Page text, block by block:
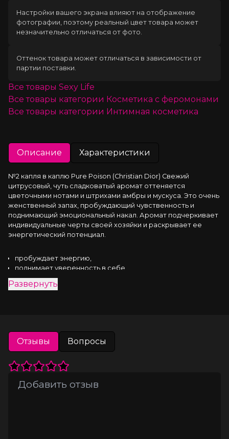
Настройки вашего экрана влияют на отображение
фотографии, поэтому реальный цвет товара может
незначительно отличаться от фото.
Оттенок товара может отличаться в зависимости от
партии поставки.
Все товары Sexy Life
Все товары категории Косметика с феромонами
Все товары категории Интимная косметика
Описание Характеристики
№2 капля в каплю Pure Poison (Christian Dior) Свежий
цитрусовый, чуть сладковатый аромат оттеняется
цветочными нотами и штрихами амбры и мускуса. Это очень
женственный запах, пробуждающий чувственность и
поднимающий эмоциональный накал. Аромат подчеркивает
индивидуальные черты своей хозяйки и раскрывает ее
энергетический потенциал.
пробуждает энергию,
поднимает уверенность в себе,
привлекает внимание представителей
противоположного пола.
Высокое качество: все парфюмерные компоненты
производятся во Франции
Содержат феромоны Быть очаровательной и
Развернуть
Отзывы Вопросы